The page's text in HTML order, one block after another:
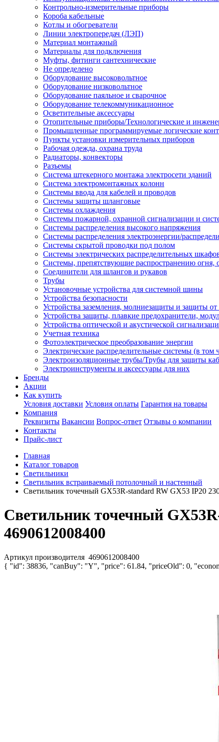
Контрольно-измерительные приборы
Короба кабельные
Котлы и обогреватели
Линии электропередач (ЛЭП)
Материал монтажный
Материалы для подключения
Муфты, фитинги сантехнические
Не определено
Оборудование высоковольтное
Оборудование низковольтное
Оборудование паяльное и сварочное
Оборудование телекоммуникационное
Осветительные аксессуары
Отопительные приборы/Технологические и
Промышленные программируемые логические
Пункты установки измерительных приборов
Рабочая одежда, охрана труда
Радиаторы, конвекторы
Разъемы
Система штекерного монтажа электросети зданий
Система электромонтажных колонн
Системы ввода для кабелей и проводов
Системы защиты шланговые
Системы охлаждения
Системы пожарной, охранной сигнализации и
Системы распределения высокого напряжения
Системы распределения электроэнергии/
Системы скрытой проводки под полом
Системы электрических распределительных
Системы, препятствующие распространению огня,
Соединители для шлангов и рукавов
Трубы
Установочные устройства для системной шины
Устройства безопасности
Устройства заземления, молниезащиты и защиты
Устройства защиты, плавкие предохранители,
Устройства оптической и акустической
Учетная техника
Фотоэлектрическое преобразование энергии
Электрические распределительные системы (в том
Электроизоляционные трубы/Трубы для защиты
Электроинструменты и аксессуары для них
Бренды
Акции
Как купить
Условия доставки Условия оплаты Гарантия на товары
Компания
Реквизиты Вакансии Вопрос-ответ Отзывы о компании
Контакты
Прайс-лист
Главная
Каталог товаров
Светильники
Светильник встраиваемый потолочный и настенный
Светильник точечный GX53R-standard RW GX53 IP20
Светильник точечный
4690612008400
Артикул производителя 4690612008400
{ "id": 38836, "canBuy": "Y", "price": 61.84, "priceOld": 0,